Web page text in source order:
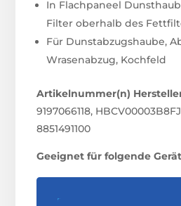
In Flachpaneel
Filter oberhalb des
Für Dunstabzugshaube,
Wrasenabzug, Kochfeld
Artikelnummer(n)
9197066118,
8851491100
Geeignet für folgende